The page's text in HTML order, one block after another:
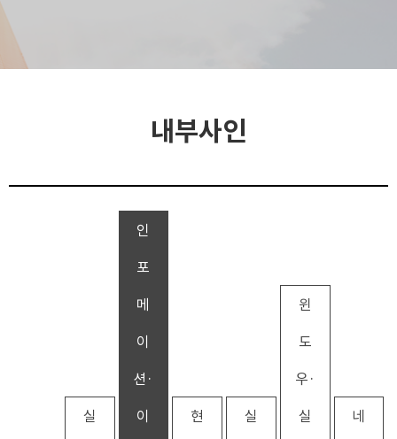
내부사인
실
인
포
메
이
션·
이 현 실
윈
도
우·
실 네